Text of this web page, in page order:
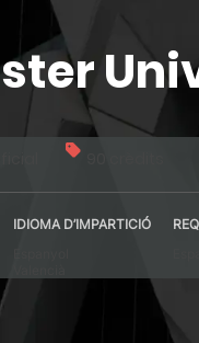
IDIOMA D’IMPARTICIÓ